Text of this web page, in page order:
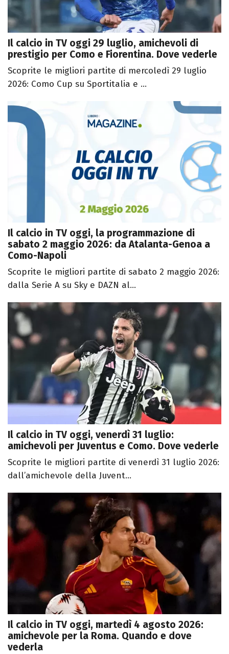
Il calcio in TV oggi 29 luglio, amichevoli di
prestigio per Como e Fiorentina. Dove vederle
Scoprite le migliori partite di mercoledì 29 luglio
2026: Como Cup su Sportitalia e ...
Il calcio in TV oggi, la programmazione di
sabato 2 maggio 2026: da Atalanta-Genoa a
Como-Napoli
Scoprite le migliori partite di sabato 2 maggio 2026:
dalla Serie A su Sky e DAZN al...
Il calcio in TV oggi, venerdì 31 luglio:
amichevoli per Juventus e Como. Dove vederle
Scoprite le migliori partite di venerdì 31 luglio 2026:
dall’amichevole della Juvent...
Il calcio in TV oggi, martedì 4 agosto 2026:
amichevole per la Roma. Quando e dove
vederla